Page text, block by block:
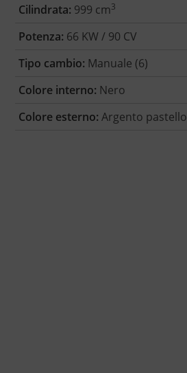
Cilindrata: 999 cm3
Potenza: 66 KW / 90 CV
Tipo cambio: Manuale (6)
Colore interno: Nero
Colore esterno: Argento pastello